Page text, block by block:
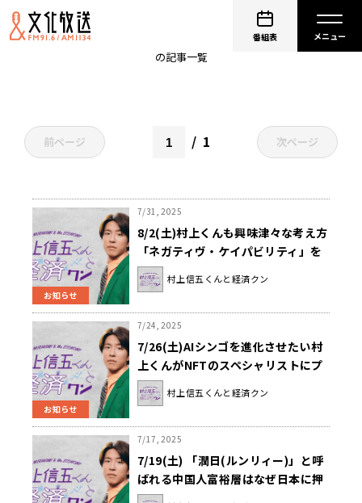
番組表
の記事一覧
前ページ 1 次ページ
お知らせ
7/31, 2025
8/2(土)村上くんも興味津々な考え方
「ネガティヴ・ケイパビリティ」を
考える！『村上信五くんと経済ク
ン』
村上信五くんと経済クン
お知らせ
7/24, 2025
7/26(土)AIシンゴを進化させたい村
上くんがNFTのスペシャリストにプ
レゼンします！『村上信五くんと経
済クン』
村上信五くんと経済クン
7/17, 2025
7/19(土) 「潤日(ルンリィー)」と呼
ばれる中国人富裕層はなぜ日本に押
し寄せているのか？『村上信五くん